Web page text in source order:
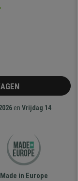
en Vrijdag 14
Made in Europe